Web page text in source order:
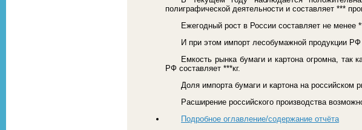
полиграфической деятельности и составляет ***
Ежегодный рост в России составляет не менее
И при этом импорт лесобумажной продукции РФ
Емкость рынка бумаги и картона огромна, так
РФ составляет ***кг.
Доля импорта бумаги и картона на российском
Расширение российского производства
Подробное оглавление/содержание отчёта